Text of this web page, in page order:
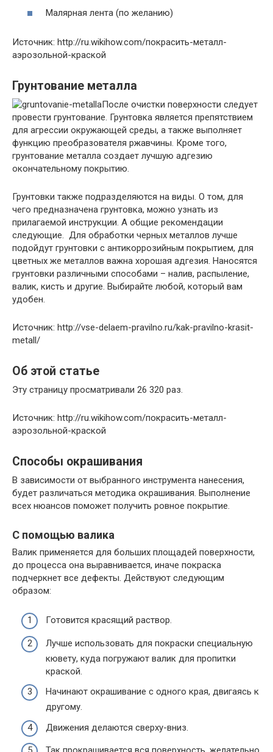
Малярная лента (по желанию)
Источник: http://ru.wikihow.com/покрасить-металл-
аэрозольной-краской
Грунтование металла
После очистки поверхности следует
провести грунтование. Грунтовка является препятствием
для агрессии окружающей среды, а также выполняет
функцию преобразователя ржавчины. Кроме того,
грунтование металла создает лучшую адгезию
окончательному покрытию.
Грунтовки также подразделяются на виды. О том, для
чего предназначена грунтовка, можно узнать из
прилагаемой инструкции. А общие рекомендации
следующие. Для обработки черных металлов лучше
подойдут грунтовки с антикоррозийным покрытием, для
цветных же металлов важна хорошая адгезия. Наносятся
грунтовки различными способами – налив, распыление,
валик, кисть и другие. Выбирайте любой, который вам
удобен.
Источник: http://vse-delaem-pravilno.ru/kak-pravilno-krasit-
metall/
Об этой статье
Эту страницу просматривали 26 320 раз.
Источник: http://ru.wikihow.com/покрасить-металл-
аэрозольной-краской
Способы окрашивания
В зависимости от выбранного инструмента нанесения,
будет различаться методика окрашивания. Выполнение
всех нюансов поможет получить ровное покрытие.
С помощью валика
Валик применяется для больших площадей поверхности,
до процесса она выравнивается, иначе покраска
подчеркнет все дефекты. Действуют следующим
образом:
Готовится красящий раствор.
Лучше использовать для покраски специальную
кювету, куда погружают валик для пропитки
краской.
Начинают окрашивание с одного края, двигаясь к
другому.
Движения делаются сверху-вниз.